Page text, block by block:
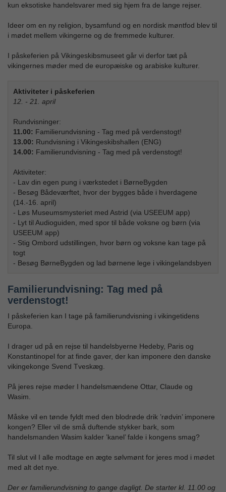
kun eksotiske handelsvarer med sig hjem fra de lange rejser.
Ideer om en ny religion, bysamfund og en nordisk møntfod blev til
i mødet mellem vikingerne og de fremmede kulturer.
I påskeferien på Vikingeskibsmuseet går vi derfor tæt på
vikingernes møder med de europæiske og arabiske kulturer.
Aktiviteter i påskeferien
12. - 21. april
Rundvisninger:
11.00: Familierundvisning - Tag med på verdenstogt!
13.00: Rundvisning i Vikingeskibshallen (ENG)
14.00: Familierundvisning - Tag med på verdenstogt!
Aktiviteter:
- Lav din egen pung i værkstedet i BørneBygden
- Besøg Bådeværftet, hvor der bygges både i hverdagene
(14.-16. april)
- Løs Museumsmysteriet med Astrid (via USEEUM app)
- Lyt til Audioguiden, med spor til både voksne og børn (via
USEEUM app)
- Stig Ombord udstillingen, hvor børn og voksne kan tage på
togt
- Besøg BørneBygden og lad børnene lege i vikingelandsbyen
Familierundvisning: Tag med på
verdenstogt!
I påskeferien kan I tage på familierundvisning i vikingetidens
Europa.
I drager ud på en rejse til handelsbyerne Hedeby, Paris og
Konstantinopel for at finde gaver, der kan imponere den danske
vikingekonge Svend Tveskæg.
På jeres rejse møder I handelsmændene Ottar, Claude og
Wasim.
Måske vil en tønde fyldt med den blodrøde drik ’rødvin’ imponere
kongen? Eller vil de små duftende stykker bark, som
handelsmanden Wasim kalder ’kanel’ falde i kongens smag?
Til slut vil I alle modtage en ægte sølvmønt for jeres mod i mødet
med alt det nye.
Der er familierundvisning to gange dagligt. De starter kl. 11.00 og